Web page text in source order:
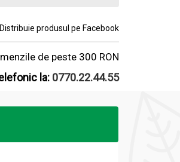
Distribuie produsul pe Facebook
de peste 300 RON
la: 0770.22.44.55